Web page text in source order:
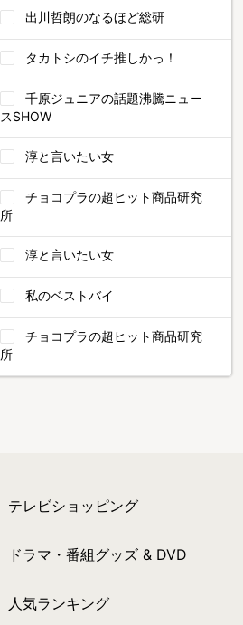
出川哲朗のなるほど総研
タカトシのイチ推しかっ！
千原ジュニアの話題沸騰ニュー
スSHOW
淳と言いたい女
チョコプラの超ヒット商品研究
所
淳と言いたい女
私のベストバイ
チョコプラの超ヒット商品研究
所
テレビショッピング
ドラマ・番組グッズ & DVD
人気ランキング